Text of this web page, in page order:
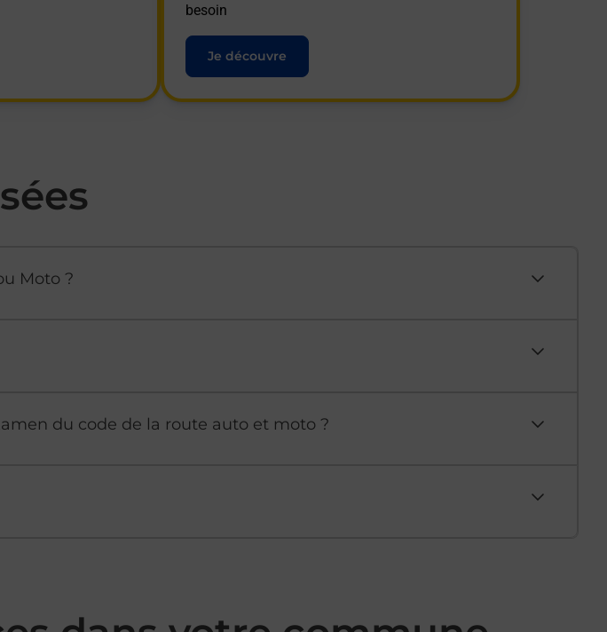
besoin
Je découvre
Moto ?
du code de la route auto et moto ?